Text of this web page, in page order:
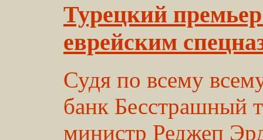
Турецкий
еврейским
Судя по всему
банк Бесстрашный
министр Реджеп